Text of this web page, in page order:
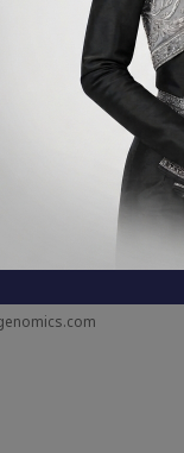
โนเวชั่น จำกัด
4 แขวงพระโขนง
ช่อง
นโย
นโ
นโย
แบบ